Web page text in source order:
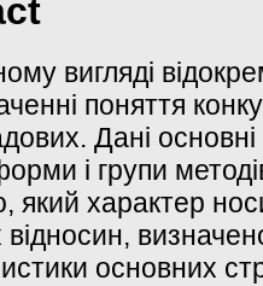
вигляді
поняття
Дані основні
і групи
який характер
відносин,
основних